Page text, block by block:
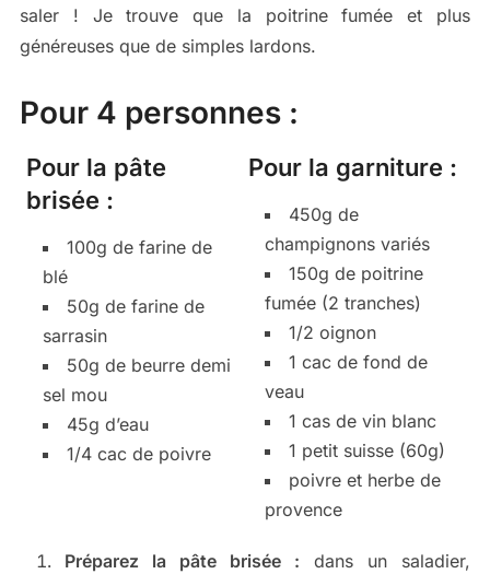
saler ! Je trouve que la poitrine fumée et plus
généreuses que de simples lardons.
Pour 4 personnes :
Pour la pâte
brisée :
100g de farine de
blé
50g de farine de
sarrasin
50g de beurre demi
sel mou
45g d’eau
1/4 cac de poivre
Pour la garniture :
450g de
champignons variés
150g de poitrine
fumée (2 tranches)
1/2 oignon
1 cac de fond de
veau
1 cas de vin blanc
1 petit suisse (60g)
poivre et herbe de
provence
Préparez la pâte brisée : dans un saladier,